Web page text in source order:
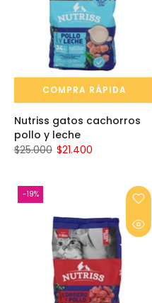
COMPRA RÁPIDA
Nutriss gatos cachorros
pollo y leche
$25.000 $21.400
-19%